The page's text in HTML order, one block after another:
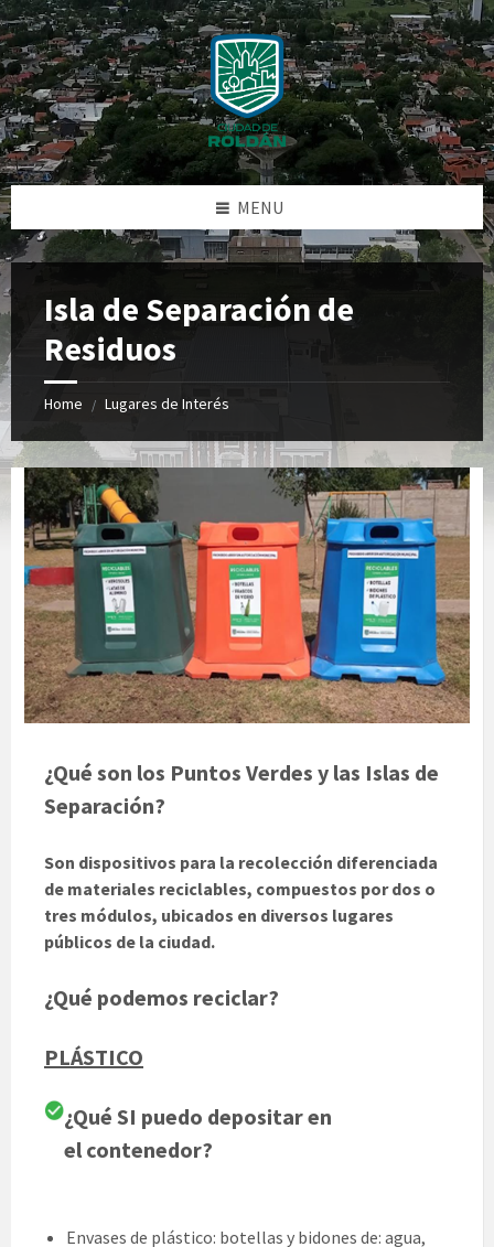
Skip
to
content
Skip
to
left
sidebar
Skip
to
right
sidebar
Skip
to
footer
MENU
Isla de Separación de
Residuos
Home / Lugares de Interés
¿Qué son los Puntos Verdes y las Islas de
Separación?
Son dispositivos para la recolección diferenciada
de materiales reciclables, compuestos por dos o
tres módulos, ubicados en diversos lugares
públicos de la ciudad.
¿Qué podemos reciclar?
PLÁSTICO
¿Qué SI puedo depositar en
el contenedor?
Envases de plástico: botellas y bidones de: agua,